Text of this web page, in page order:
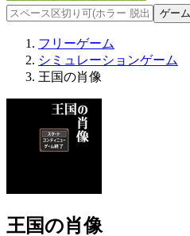
フリーゲーム
シミュレーションゲーム
王国の肖像
王国の肖像